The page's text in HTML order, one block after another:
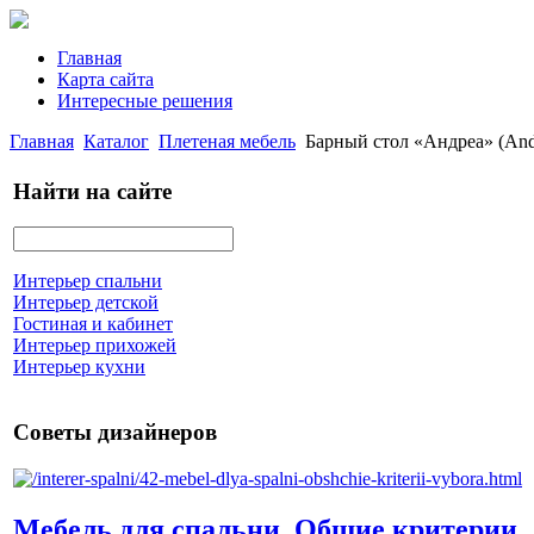
Главная
Карта сайта
Интересные решения
Главная Каталог Плетеная мебель Барный стол «Андреа»
Найти на сайте
Интерьер спальни
Интерьер детской
Гостиная и кабинет
Интерьер прихожей
Интерьер кухни
Советы дизайнеров